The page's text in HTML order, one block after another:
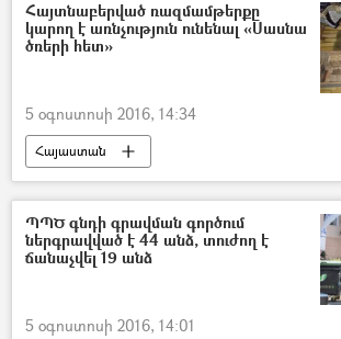
Հայտնաբերված ռազմամթերքը
կարող է առնչություն ունենալ «Սասնա
ծռերի հետ»
5 օգոստոսի 2016, 14:34
Հայաստան
ՊՊԾ գնդի գրավման գործում
ներգրավված է 44 անձ, տուժող է
ճանաչվել 19 անձ
5 օգոստոսի 2016, 14:01